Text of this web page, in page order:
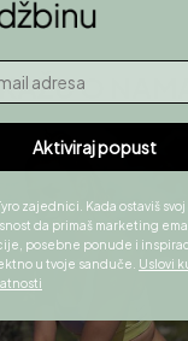
O NAMA
adresu
Aktiviraj popust
zajednici. Kada ostaviš svoj
da primaš marketing
posebne ponude i
u tvoje sanduče. Uslovi